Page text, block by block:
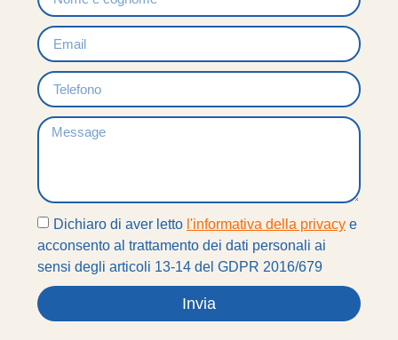
Dichiaro di aver letto l'informativa della privacy e
acconsento al trattamento dei dati personali ai
sensi degli articoli 13-14 del GDPR 2016/679
Invia